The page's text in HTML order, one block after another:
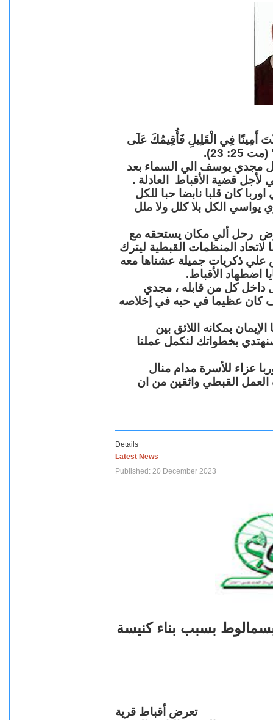
أَمِينًا فِي الْقَلِيلِ فَأُقِيمُكَ عَلَى
23).
مجدي يوسف الي السماء بعد
قضية الأقباط العادلة .
كان قلبا نابضا حبا للكل
يواسي الكل بلا كلل ولا ملل
رحل ألي مكان يستحقه مع
المنظمات القبطية ليترك
علي ذكريات جميلة عشناها معه
اضطهاد الأقباط.
داخل كل من قابله ، مجدي
عظيما في حبه في إخلاصه
بمكانه اللائق بين
بخطواتك لنكمل عملنا
عزاء للأسرة مدام منال
العمل القبطي واثقين من ان
Details
Latest News
Published: 20 December 2023
بسبب بناء كنيسة
تعرض أقباط قرية